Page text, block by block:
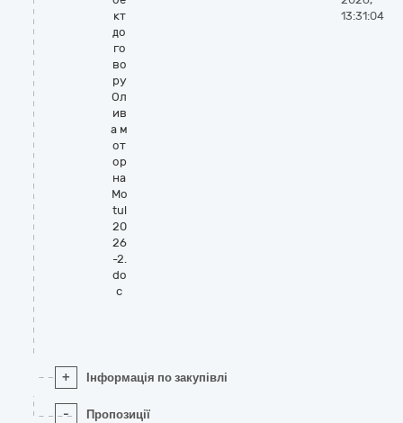
кт
до
го
во
ру
Ол
ив
а м
от
ор
на
Mo
tul
20
26
-2.
do
c
13:31:04
+ Інформація по закупівлі
- Пропозиції